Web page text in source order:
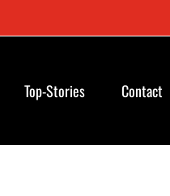
Top-Stories Contact